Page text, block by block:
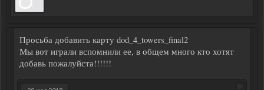
Просьба добавить карту dod_4_towers_final2
Мы вот играли вспомнили ее, в общем много кто хотят
добавь пожалуйста!!!!!!